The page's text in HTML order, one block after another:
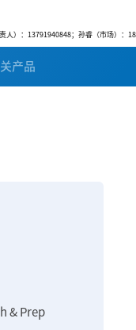
）：13791940848；孙睿（市场）：
产品
& Prep